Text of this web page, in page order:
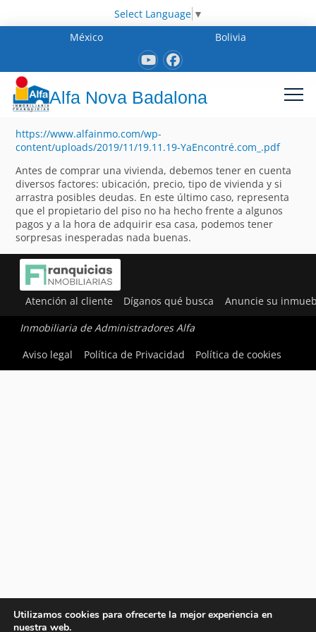
Select Language ▼
México
Bolivia
Alfa Nova Badalona
https://www.alfainmo.com/wp-
content/uploads/2019/11/19.11.19-YaEncontré.com_.pdf
Antes de comprar una vivienda, debemos tener en cuenta
diversos factores: ubicación, precio, tipo de vivienda y si
arrastra posibles deudas. En este último caso, representa
que el propietario del piso no ha hecho frente a algunos
pagos y a la hora de adquirir esa casa, podemos tener
sorpresas inesperadas nada buenas.
Atención al cliente Díganos qué busca Anuncie su
Inmobiliaria de Administradores Alfa
Aviso legal
Política de Privacidad Política de cookies
Utilizamos cookies para ofrecerte la mejor experiencia en
nuestra web.